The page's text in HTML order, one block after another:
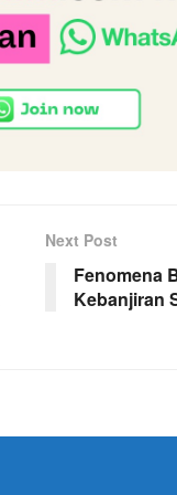
Next Post
Fenomena
Kebanjiran